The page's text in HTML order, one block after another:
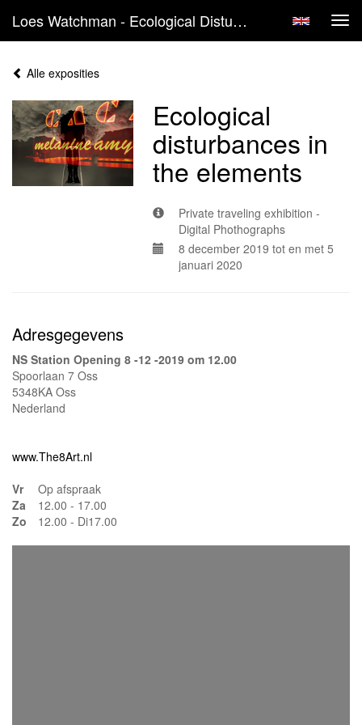
Loes Watchman - Ecological Disturbances In The Elements
Alle exposities
Ecological
disturbances in
the elements
Private traveling exhibition -
Digital Phothographs
8 december 2019 tot en met 5
januari 2020
Adresgegevens
NS Station Opening 8 -12 -2019 om 12.00
Spoorlaan 7 Oss
5348KA Oss
Nederland
www.The8Art.nl
Vr
Op afspraak
Za
12.00 - 17.00
Zo
12.00 - Di17.00